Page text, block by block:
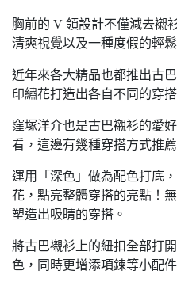
胸前的 V 領設計不僅減去襯
清爽視覺以及一種度假的輕鬆
近年來各大精品也都推出古
印繡花打造出各自不同的穿搭
窪塚洋介也是古巴襯衫的愛
看，這邊有幾種穿搭方式推
運用「深色」做為配色打底
花，點亮整體穿搭的亮點！
塑造出吸睛的穿搭。
將古巴襯衫上的紐扣全部打
色，同時更增添項鍊等小配